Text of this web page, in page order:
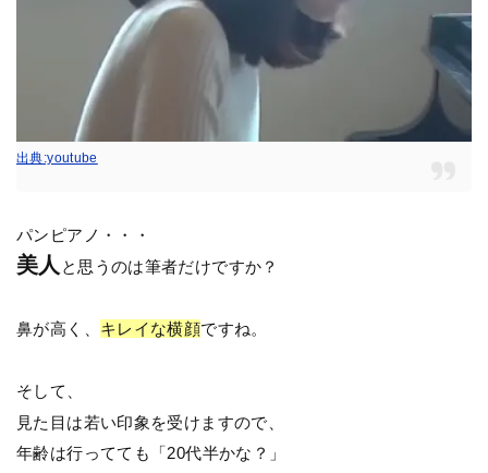
出典:youtube
パンピアノ・・・
美人 と思うのは筆者だけですか？
鼻が高く、 キレイな横顔ですね。
そして、
見た目は若い印象を受けますので、
年齢は行ってても「20代半かな？」